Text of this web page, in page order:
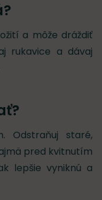
a môže dráždiť
rukavice a dávaj
Odstraňuj staré,
pred kvitnutím
lepšie vyniknú a